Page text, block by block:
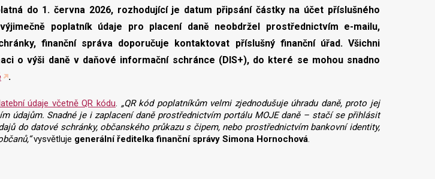
do 1. června 2026, rozhodující je datum připsání částky na účet příslušného
poplatník údaje pro placení daně neobdržel prostřednictvím e-mailu,
finanční správa doporučuje kontaktovat příslušný finanční úřad. Všichni
o výši daně v daňové informační schránce (DIS+), do které se mohou snadno
.
údaje včetně QR kódu. „QR kód poplatníkům velmi zjednodušuje úhradu daně, proto jej
údajům. Snadné je i zaplacení daně prostřednictvím portálu MOJE daně – stačí se přihlásit
do datové schránky, občanského průkazu s čipem, nebo prostřednictvím bankovní identity,
vysvětluje generální ředitelka finanční správy Simona Hornochová.